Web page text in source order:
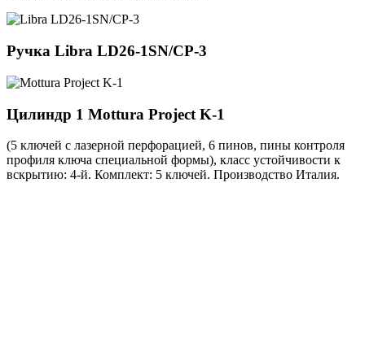
Ручка Libra LD26-1SN/CP-3
Цилиндр 1 Mottura Project K-1
(5 ключей с лазерной перфорацией, 6 пинов, пины контроля
профиля ключа специальной формы), класс устойчивости к
вскрытию: 4-й. Комплект: 5 ключей. Производство Италия.